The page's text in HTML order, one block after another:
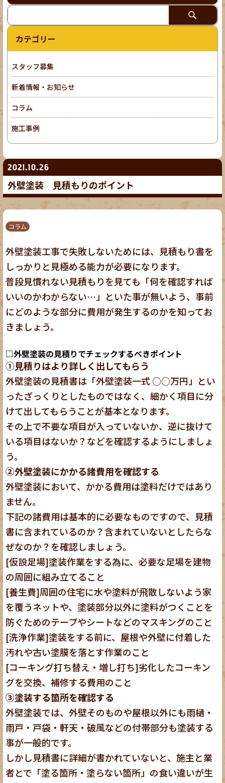
2021.10.26
外壁塗装 見積もりのポイント
コラム
外壁塗装工事で失敗しないためには、見積もり書を
しっかりと見極める能力が必要になります。
普段見慣れない見積もりを見ても「何を確認すれば
いいのかわからない…」といた事が無いよう、事前
にどのような部分に費用が発生するのかを知ってお
きましょう。
□外壁塗装の見積りでチェックするべきポイント
①見積りはより詳しく出してもらう
外壁塗装の見積書は「外壁塗装一式 ○○万円」とい
ったざっくりとしたものではなく、細かく項目に分
けて出してもらうことが基本となります。
その上で不要な項目が入っていないか、逆に抜けて
いる項目はないか？などを確認するようにしましょ
う。
②外壁塗装にかかる諸費用を確認する
外壁塗装において、かかる費用は塗料だけではあり
ません。
下記の諸費用は基本的に必要なものですので、見積
書に含まれているのか？含まれていないとしたらな
ぜなのか？を確認しましょう。
[仮設足場]塗装作業をする為に、必要な足場を建物
の周囲に組み立てること
[養生費]周囲の住宅に水や塗料が飛散しないよう家
を覆うネットや、塗装部分以外に塗料がつくことを
防ぐためのテープやシートなどのマスキングのこと
[洗浄作業]塗装をする前に、屋根や外壁に付着した
汚れや古い塗膜を落とす作業のこと
[コーキング打ち替え・増し打ち]劣化したコーキン
グを交換、補修する費用のこと
③塗装する箇所を確認する
外壁塗装では、外壁そのものや屋根以外にも雨樋・
雨戸・戸袋・軒天・破風などの付帯部分も塗装する
事が一般的です。
しかし見積書に詳細が書かれていないと、施主と業
者とで「塗る箇所・塗らない箇所」の食い違いが生
カテゴリー
スタッフ募集
新着情報・お知らせ
コラム
施工事例